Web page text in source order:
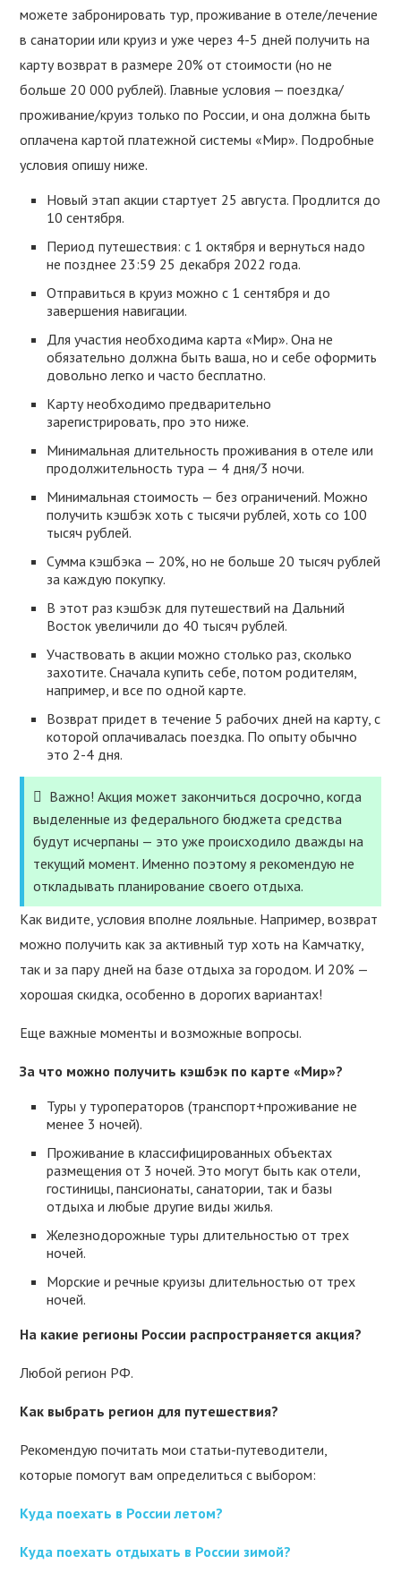
можете забронировать тур, проживание в отеле/лечение
в санатории или круиз и уже через 4-5 дней получить на
карту возврат в размере 20% от стоимости (но не
больше 20 000 рублей). Главные условия — поездка/
проживание/круиз только по России, и она должна быть
оплачена картой платежной системы «Мир». Подробные
условия опишу ниже.
Новый этап акции стартует 25 августа. Продлится до
10 сентября.
Период путешествия: с 1 октября и вернуться надо
не позднее 23:59 25 декабря 2022 года.
Отправиться в круиз можно с 1 сентября и до
завершения навигации.
Для участия необходима карта «Мир». Она не
обязательно должна быть ваша, но и себе оформить
довольно легко и часто бесплатно.
Карту необходимо предварительно
зарегистрировать, про это ниже.
Минимальная длительность проживания в отеле или
продолжительность тура — 4 дня/3 ночи.
Минимальная стоимость — без ограничений. Можно
получить кэшбэк хоть с тысячи рублей, хоть со 100
тысяч рублей.
Сумма кэшбэка — 20%, но не больше 20 тысяч рублей
за каждую покупку.
В этот раз кэшбэк для путешествий на Дальний
Восток увеличили до 40 тысяч рублей.
Участвовать в акции можно столько раз, сколько
захотите. Сначала купить себе, потом родителям,
например, и все по одной карте.
Возврат придет в течение 5 рабочих дней на карту, с
которой оплачивалась поездка. По опыту обычно
это 2-4 дня.
Важно! Акция может закончиться досрочно, когда
выделенные из федерального бюджета средства
будут исчерпаны — это уже происходило дважды на
текущий момент. Именно поэтому я рекомендую не
откладывать планирование своего отдыха.
Как видите, условия вполне лояльные. Например, возврат
можно получить как за активный тур хоть на Камчатку,
так и за пару дней на базе отдыха за городом. И 20% —
хорошая скидка, особенно в дорогих вариантах!
Еще важные моменты и возможные вопросы.
За что можно получить кэшбэк по карте «Мир»?
Туры у туроператоров (транспорт+проживание не
менее 3 ночей).
Проживание в классифицированных объектах
размещения от 3 ночей. Это могут быть как отели,
гостиницы, пансионаты, санатории, так и базы
отдыха и любые другие виды жилья.
Железнодорожные туры длительностью от трех
ночей.
Морские и речные круизы длительностью от трех
ночей.
На какие регионы России распространяется акция?
Любой регион РФ.
Как выбрать регион для путешествия?
Рекомендую почитать мои статьи-путеводители,
которые помогут вам определиться с выбором:
Куда поехать в России летом?
Куда поехать отдыхать в России зимой?